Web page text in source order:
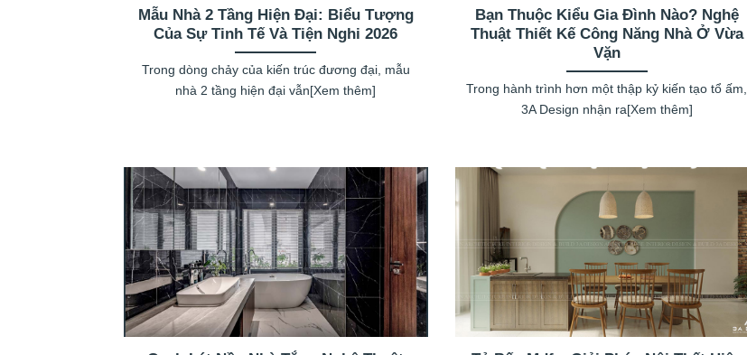
Mẫu Nhà 2 Tầng Hiện Đại: Biểu Tượng
Của Sự Tinh Tế Và Tiện Nghi 2026
Trong dòng chảy của kiến trúc đương đại, mẫu
nhà 2 tầng hiện đại vẫn[Xem thêm]
Bạn Thuộc Kiểu Gia Đình Nào? Nghệ
Thuật Thiết Kế Công Năng Nhà Ở Vừa
Vặn
Trong hành trình hơn một thập kỷ kiến tạo tổ ấm,
3A Design nhận ra[Xem thêm]